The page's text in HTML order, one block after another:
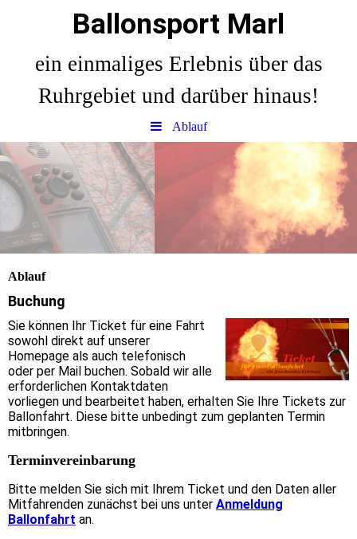
Ballonsport Marl
ein einmaliges Erlebnis über das
Ruhrgebiet und darüber hinaus!
Ablauf
Ablauf
Buchung
Sie können Ihr Ticket für eine Fahrt
sowohl direkt auf unserer
Homepage als auch telefonisch
oder per Mail buchen. Sobald wir alle
erforderlichen Kontaktdaten
vorliegen und bearbeitet haben, erhalten Sie Ihre Tickets zur
Ballonfahrt. Diese bitte unbedingt zum geplanten Termin
mitbringen.
Terminvereinbarung
Bitte melden Sie sich mit Ihrem Ticket und den Daten aller
Mitfahrenden zunächst bei uns unter Anmeldung
Ballonfahrt an.